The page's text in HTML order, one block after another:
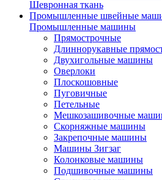
Шевронная ткань
Промышленные швейные
Промышленные машины
Прямострочные
Длиннорукавные
Двухигольные машины
Оверлоки
Плоскошовные
Пуговичные
Петельные
Мешкозашивочные
Скорняжные машины
Закрепочные машины
Машины Зигзаг
Колонковые машины
Подшивочные машины